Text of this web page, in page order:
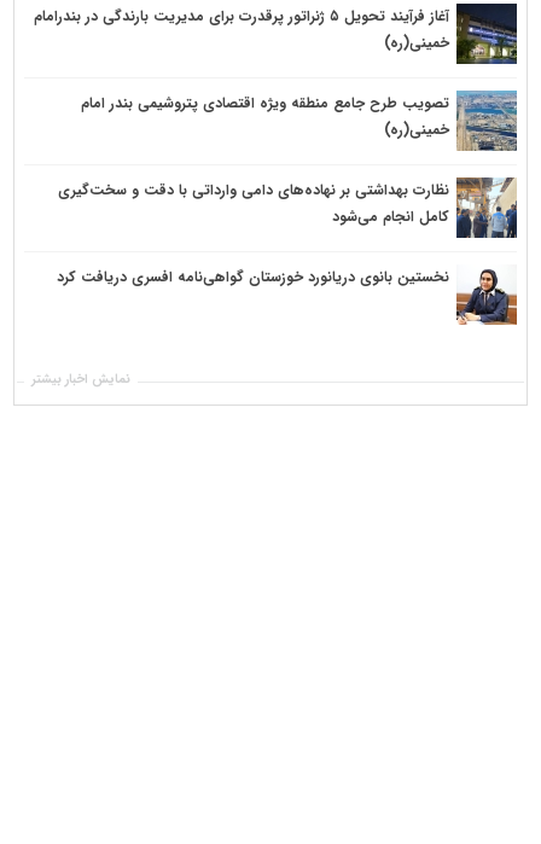
آغاز فرآیند تحویل ۵ ژنراتور پرقدرت برای مدیریت بارندگی در بندرامام
خمینی(ره)
تصویب طرح جامع منطقه ویژه اقتصادی پتروشیمی بندر امام
خمینی(ره)
نظارت بهداشتی بر نهاده‌های دامی وارداتی با دقت و سخت‌گیری
کامل انجام می‌شود
نخستین بانوی دریانورد خوزستان گواهی‌نامه افسری دریافت کرد
نمایش اخبار بیشتر